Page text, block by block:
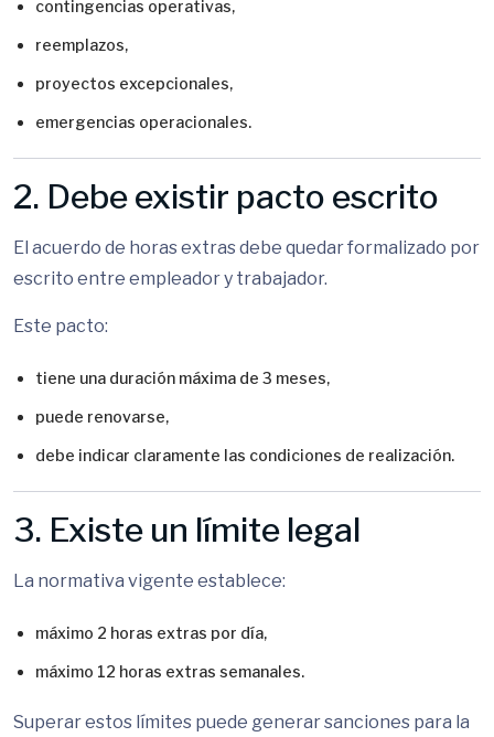
contingencias operativas,
reemplazos,
proyectos excepcionales,
emergencias operacionales.
2. Debe existir pacto escrito
El acuerdo de horas extras debe quedar formalizado por
escrito entre empleador y trabajador.
Este pacto:
tiene una duración máxima de 3 meses,
puede renovarse,
debe indicar claramente las condiciones de realización.
3. Existe un límite legal
La normativa vigente establece:
máximo 2 horas extras por día,
máximo 12 horas extras semanales.
Superar estos límites puede generar sanciones para la